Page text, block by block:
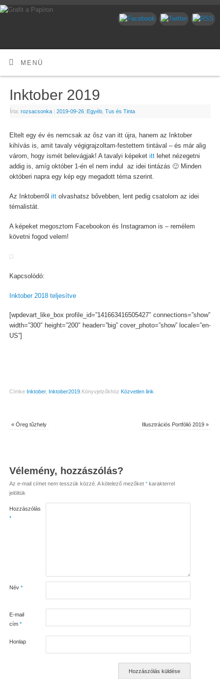
MENÜ
Inktober 2019
Írta: rozsacsonka | 2019-09-26 |Egyéb, Tus és Tinta
Eltelt egy év és nemcsak az ősz van itt újra, hanem az Inktober
kihívás is, amit tavaly végigrajzoltam-festettem tintával – és már alig
várom, hogy ismét belevágjak! A tavalyi képeket ittlehet nézegetni
addig is, amíg október 1-én el nem indul az idei tintázás 🙂 Minden
októberi napra egy kép egy megadott téma szerint.
Az Inktoberről ittolvashatsz bővebben, lent pedig csatolom az idei
témalistát.
A képeket megosztom Facebookon és Instagramon is – remélem
követni fogod velem!
Kapcsolódó:
Inktober 2018 teljesítve
[wpdevart_like_box profile_id=”141663416505427″ connections=”show”
width=”300″ height=”200″ header=”big” cover_photo=”show” locale=”en-
US”]
Címke Inktober, Inktober2019. Könyvjelzőkhöz Közvetlen link
«Öreg tűzhely Illusztrációs Portfólió 2019»
Vélemény, hozzászólás?
Az e-mail címet nem tesszük közzé. A kötelező mezőket *karakterrel
jelöltük
Hozzászólás
*
Név *
E-mail
cím *
Honlap